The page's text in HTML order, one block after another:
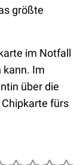
größte
im Notfall
kann. Im
über die
fürs